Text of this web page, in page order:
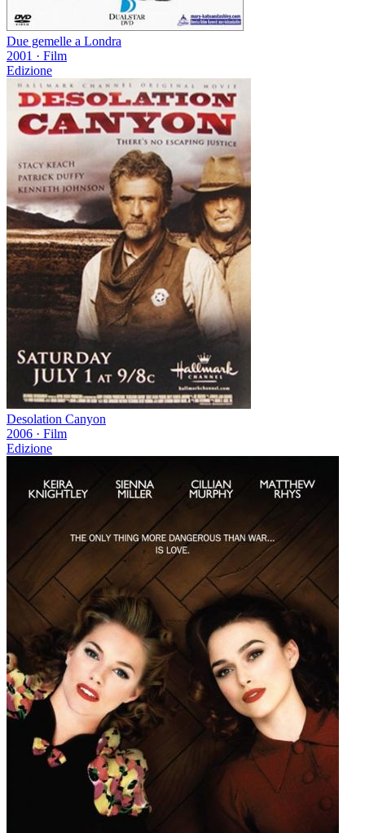
Due gemelle a Londra
2001 · Film
Edizione
Desolation Canyon
2006 · Film
Edizione